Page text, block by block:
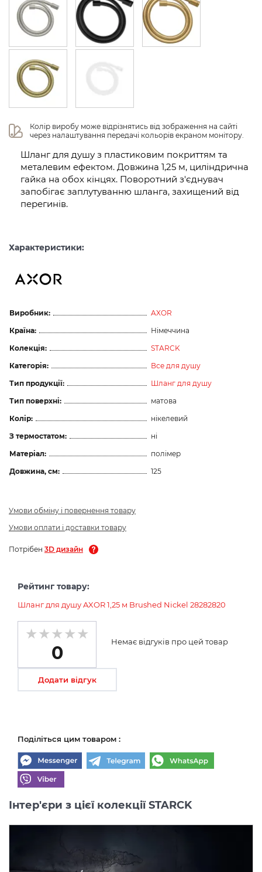
Колір виробу може відрізнятись від зображення на сайті
через налаштування передачі кольорів екраном монітору.
Шланг для душу з пластиковим покриттям та
металевим ефектом. Довжина 1,25 м, циліндрична
гайка на обох кінцях. Поворотний з'єднувач
запобігає заплутуванню шланга, захищений від
перегинів.
Характеристики:
Виробник:
AXOR
Країна:
Німеччина
Колекція:
STARCK
Категорія:
Все для душу
Тип продукції:
Шланг для душу
Тип поверхні:
матова
Колір:
нікелевий
З термостатом:
ні
Матеріал:
полімер
Довжина, см:
125
Умови обміну і повернення товару
Умови оплати і доставки товару
Потрібен 3D дизайн
Рейтинг товару:
Шланг для душу AXOR 1,25 м Brushed Nickel 28282820
0
Немає відгуків про цей товар
Додати відгук
Поділіться цим товаром :
Інтер'єри з цієї колекції STARCK